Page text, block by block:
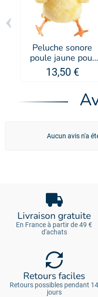
Peluche sonore
poule jaune pour
chien - MARTIN
SELLIER
13,50 €
‹
Aucun avis n'a
Livraison gratuite
En France à partir de 49 €
d'achats
Retours faciles
Retours possibles pendant 14
jours